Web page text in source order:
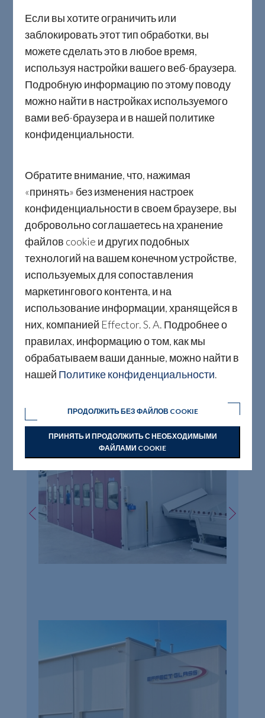
Если вы хотите ограничить или
заблокировать этот тип обработки, вы
можете сделать это в любое время,
используя настройки вашего веб-браузера.
Подробную информацию по этому поводу
можно найти в настройках используемого
вами веб-браузера и в нашей политике
конфиденциальности.
Обратите внимание, что, нажимая
«принять» без изменения настроек
конфиденциальности в своем браузере, вы
добровольно соглашаетесь на хранение
файлов cookie и других подобных
технологий на вашем конечном устройстве,
используемых для сопоставления
маркетингового контента, и на
использование информации, хранящейся в
них, компанией Effector. S. A. Подробнее о
правилах, информацию о том, как мы
обрабатываем ваши данные, можно найти в
нашей Политике конфиденциальности.
ПРОДОЛЖИТЬ БЕЗ ФАЙЛОВ COOKIE
ПРИНЯТЬ И ПРОДОЛЖИТЬ С НЕОБХОДИМЫМИ
ФАЙЛАМИ COOKIE